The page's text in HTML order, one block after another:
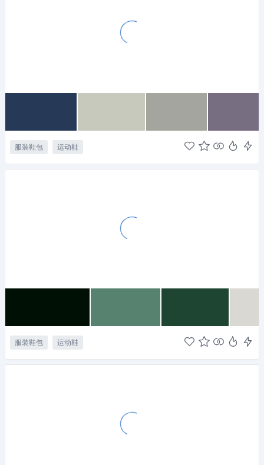
服装鞋包 运动鞋
服装鞋包 运动鞋